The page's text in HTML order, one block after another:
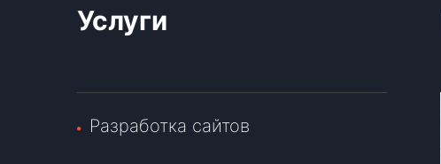
Услуги
Разработка сайтов